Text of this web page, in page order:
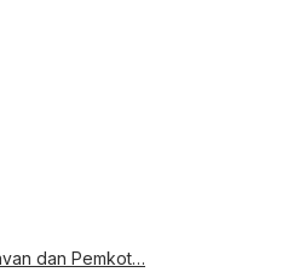
dan Pemkot…